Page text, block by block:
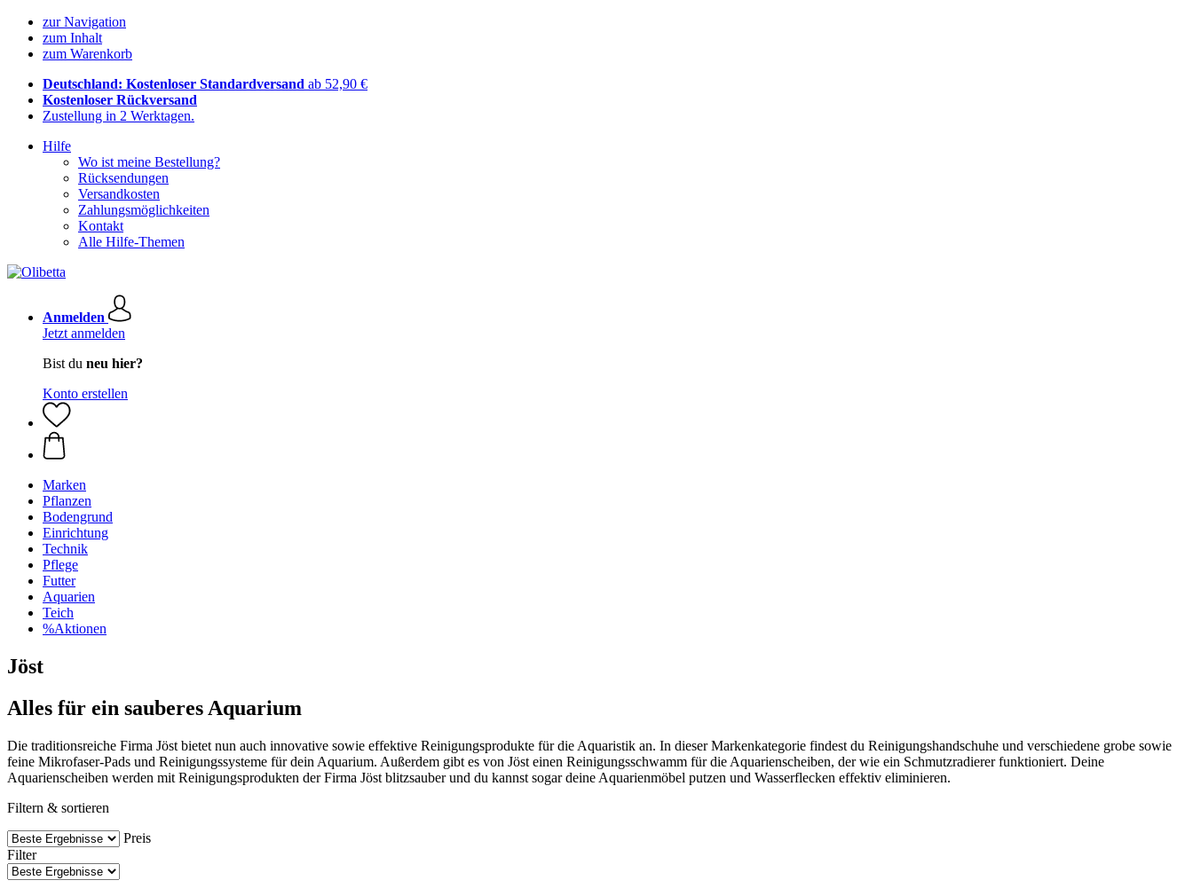
zur Navigation
zum Inhalt
zum Warenkorb
Deutschland: Kostenloser Standardversand ab 52,90 €
Kostenloser Rückversand
Zustellung in 2 Werktagen.
Hilfe
Wo ist meine Bestellung?
Rücksendungen
Versandkosten
Zahlungsmöglichkeiten
Kontakt
Alle Hilfe-Themen
Anmelden
Jetzt anmelden
Bist du neu hier?
Konto erstellen
Marken
Pflanzen
Bodengrund
Einrichtung
Technik
Pflege
Futter
Aquarien
Teich
%Aktionen
Jöst
Alles für ein sauberes Aquarium
Die traditionsreiche Firma Jöst bietet nun auch innovative sowie effektive Reinigungsprodukte für die Aquaristik an. In dieser Markenkategorie findest du Reinigungshandschuhe und verschiedene grobe sowie
feine Mikrofaser-Pads und Reinigungssysteme für dein Aquarium. Außerdem gibt es von Jöst einen Reinigungsschwamm für die Aquarienscheiben, der wie ein Schmutzradierer funktioniert. Deine
Aquarienscheiben werden mit Reinigungsprodukten der Firma Jöst blitzsauber und du kannst sogar deine Aquarienmöbel putzen und Wasserflecken effektiv eliminieren.
Filtern & sortieren
Preis
Filter